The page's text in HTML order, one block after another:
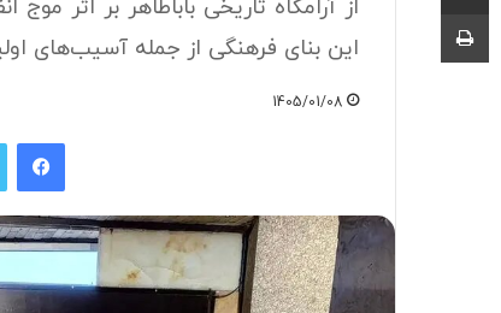
از آرامگاه تاریخی باباطاهر بر اثر
این بنای فرهنگی از جمله آسیب‌های
1405/01/08
فیسبوک